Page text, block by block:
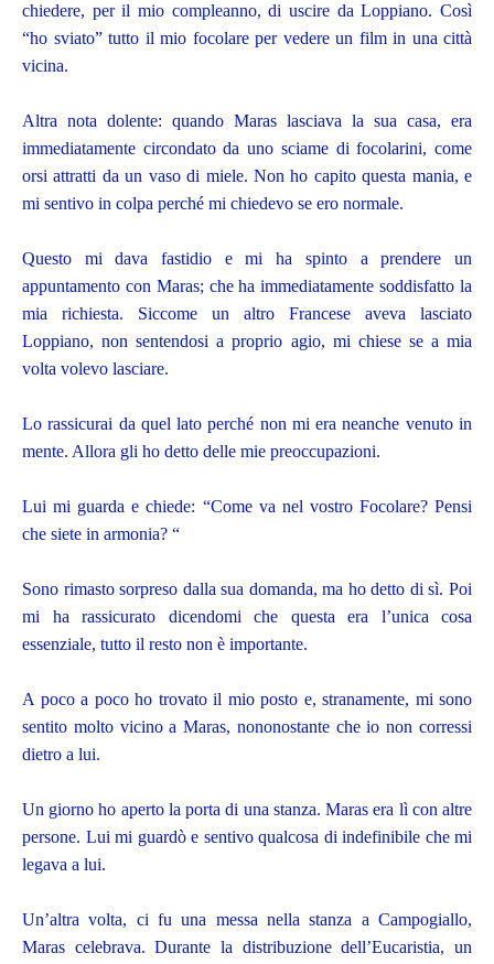
chiedere, per il mio compleanno, di uscire da Loppiano. Così
“ho sviato” tutto il mio focolare per vedere un film in una città
vicina.
Altra nota dolente: quando Maras lasciava la sua casa, era
immediatamente circondato da uno sciame di focolarini, come
orsi attratti da un vaso di miele. Non ho capito questa mania, e
mi sentivo in colpa perché mi chiedevo se ero normale.
Questo mi dava fastidio e mi ha spinto a prendere un
appuntamento con Maras; che ha immediatamente soddisfatto la
mia richiesta. Siccome un altro Francese aveva lasciato
Loppiano, non sentendosi a proprio agio, mi chiese se a mia
volta volevo lasciare.
Lo rassicurai da quel lato perché non mi era neanche venuto in
mente. Allora gli ho detto delle mie preoccupazioni.
Lui mi guarda e chiede: “Come va nel vostro Focolare? Pensi
che siete in armonia? “
Sono rimasto sorpreso dalla sua domanda, ma ho detto di sì. Poi
mi ha rassicurato dicendomi che questa era l’unica cosa
essenziale, tutto il resto non è importante.
A poco a poco ho trovato il mio posto e, stranamente, mi sono
sentito molto vicino a Maras, nononostante che io non corressi
dietro a lui.
Un giorno ho aperto la porta di una stanza. Maras era lì con altre
persone. Lui mi guardò e sentivo qualcosa di indefinibile che mi
legava a lui.
Un’altra volta, ci fu una messa nella stanza a Campogiallo,
Maras celebrava. Durante la distribuzione dell’Eucaristia, un